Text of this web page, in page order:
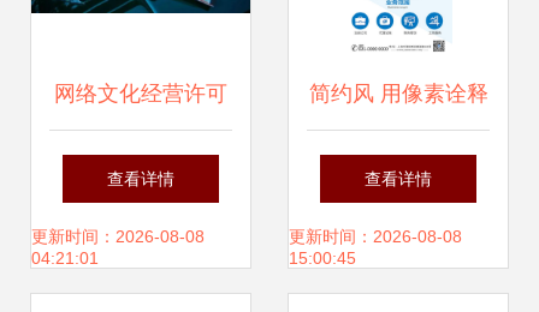
网络文化经营许可
证代办流程详解 一
步一步带你拿证
查看详情
更新时间：2026-08-08
04:21:01
简约风 用像素诠释
企业文化新定义
查看详情
更新时间：2026-08-08
15:00:45